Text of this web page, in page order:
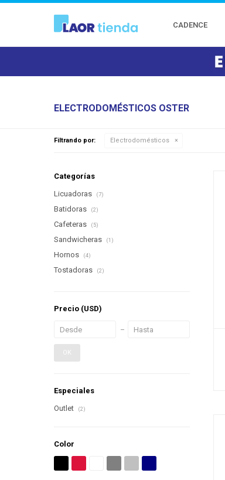
CADENCE
ELECTRODOMÉSTICOS OSTER
Filtrando por: Electrodomésticos
Categorías
Licuadoras
(7)
Batidoras (2)
Cafeteras (5)
Sandwicheras (1)
Hornos (4)
Tostadoras (2)
Precio (USD)
OK
Especiales
Outlet
(2)
Color